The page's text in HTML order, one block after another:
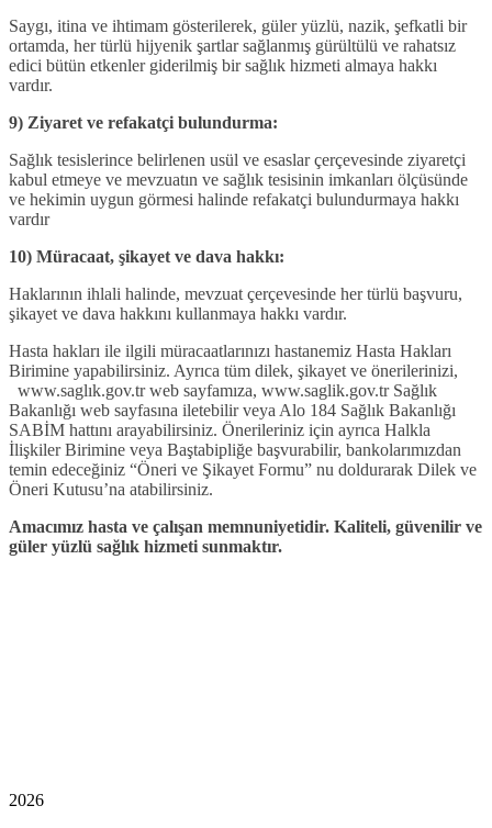
Saygı, itina ve ihtimam gösterilerek, güler yüzlü, nazik, şefkatli bir
ortamda, her türlü hijyenik şartlar sağlanmış gürültülü ve rahatsız
edici bütün etkenler giderilmiş bir sağlık hizmeti almaya hakkı
vardır.
9) Ziyaret ve refakatçi bulundurma:
Sağlık tesislerince belirlenen usül ve esaslar çerçevesinde ziyaretçi
kabul etmeye ve mevzuatın ve sağlık tesisinin imkanları ölçüsünde
ve hekimin uygun görmesi halinde refakatçi bulundurmaya hakkı
vardır
10) Müracaat, şikayet ve dava hakkı:
Haklarının ihlali halinde, mevzuat çerçevesinde her türlü başvuru,
şikayet ve dava hakkını kullanmaya hakkı vardır.
Hasta hakları ile ilgili müracaatlarınızı hastanemiz Hasta Hakları
Birimine yapabilirsiniz. Ayrıca tüm dilek, şikayet ve önerilerinizi,
www.saglık.gov.tr web sayfamıza, www.saglik.gov.tr Sağlık
Bakanlığı web sayfasına iletebilir veya Alo 184 Sağlık Bakanlığı
SABİM hattını arayabilirsiniz. Önerileriniz için ayrıca Halkla
İlişkiler Birimine veya Baştabipliğe başvurabilir, bankolarımızdan
temin edeceğiniz “Öneri ve Şikayet Formu” nu doldurarak Dilek ve
Öneri Kutusu’na atabilirsiniz.
Amacımız hasta ve çalışan memnuniyetidir. Kaliteli, güvenilir ve
güler yüzlü sağlık hizmeti sunmaktır.
2026